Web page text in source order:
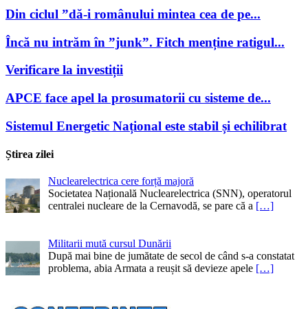
Din ciclul ”dă-i românului mintea cea de pe...
Încă nu intrăm în ”junk”. Fitch menține ratigul...
Verificare la investiții
APCE face apel la prosumatorii cu sisteme de...
Sistemul Energetic Național este stabil și echilibrat
Știrea zilei
Nuclearelectrica cere forță majoră
Societatea Națională Nuclearelectrica (SNN), operatorul
centralei nucleare de la Cernavodă, se pare că a […]
Militarii mută cursul Dunării
După mai bine de jumătate de secol de când s-a constatat
problema, abia Armata a reușit să devieze apele […]